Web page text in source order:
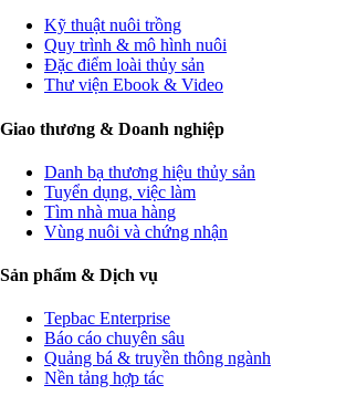
Kỹ thuật nuôi trồng
Quy trình & mô hình nuôi
Đặc điểm loài thủy sản
Thư viện Ebook & Video
Giao thương & Doanh nghiệp
Danh bạ thương hiệu thủy sản
Tuyển dụng, việc làm
Tìm nhà mua hàng
Vùng nuôi và chứng nhận
Sản phẩm & Dịch vụ
Tepbac Enterprise
Báo cáo chuyên sâu
Quảng bá & truyền thông ngành
Nền tảng hợp tác